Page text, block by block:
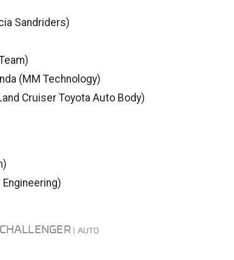
Sandriders)
(MM Technology)
Cruiser Toyota Auto Body)